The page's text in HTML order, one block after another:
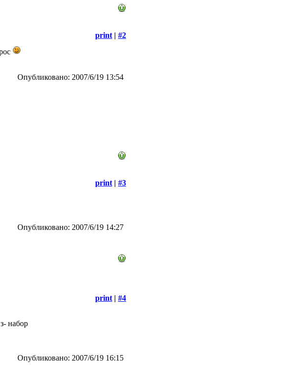
print | #2
Опубликовано: 2007/6/19 13:54
print | #3
Опубликовано: 2007/6/19 14:27
print | #4
набор
Опубликовано: 2007/6/19 16:15